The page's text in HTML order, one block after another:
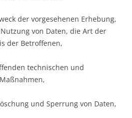
der vorgesehenen Erhebung,
von Daten, die Art der
der Betroffenen,
technischen und
und Sperrung von Daten,